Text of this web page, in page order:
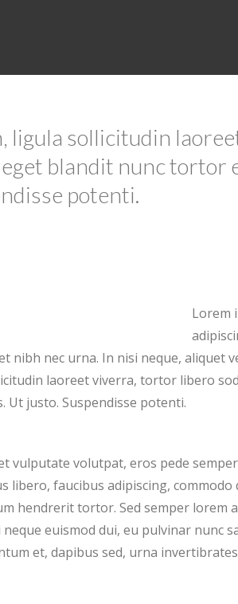
ligula sollicitudin
eget blandit nunc tortor
potenti.
Lorem
nibh nec urna. In nisi neque, aliquet
laoreet viverra, tortor libero
Ut justo. Suspendisse potenti.
vulputate volutpat, eros pede
libero, faucibus adipiscing, commodo
hendrerit tortor. Sed semper lorem
euismod dui, eu pulvinar nunc
et, dapibus sed, urna